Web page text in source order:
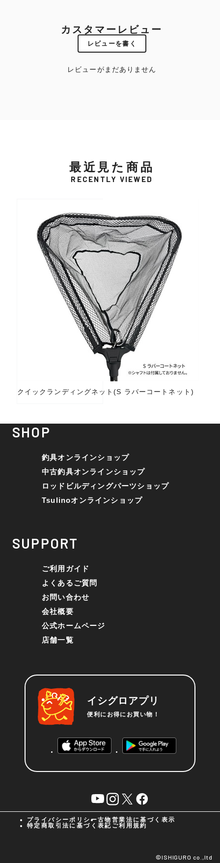
カスタマーレビュー
レビューを書く
レビューがまだありません
最近見た商品
RECENTLY VIEWED
クイックランディングネット(S ラバーコートネット)
SHOP
釣具オンラインショップ
中古釣具オンラインショップ
ロッドビルディングパーツショップ
Tsulinoオンラインショップ
SUPPORT
ご利用ガイド
よくあるご質問
お問い合わせ
会社概要
公式ホームページ
店舗一覧
イシグロアプリ
便利にお得にお買い物！
YouTubeinstagram
X facebook
プライバシーポリシー古物営業法に基づく表示
特定商取引法に基づく表記 ご利用規約
©︎ISHIGURO co.,ltd